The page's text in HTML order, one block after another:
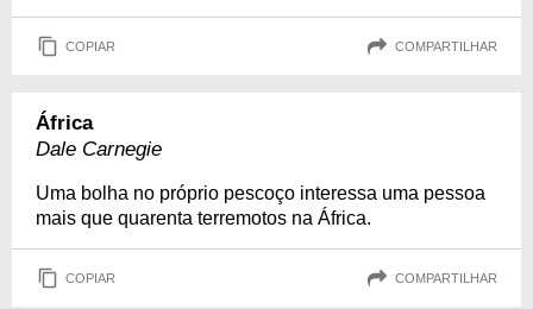
COPIAR COMPARTILHAR
África
Dale Carnegie
Uma bolha no próprio pescoço interessa uma pessoa
mais que quarenta terremotos na África.
COPIAR COMPARTILHAR